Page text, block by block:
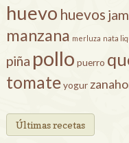
huevo huevos
manzana merluza nata
piña pollo puerro
tomateyogur
Últimas recetas